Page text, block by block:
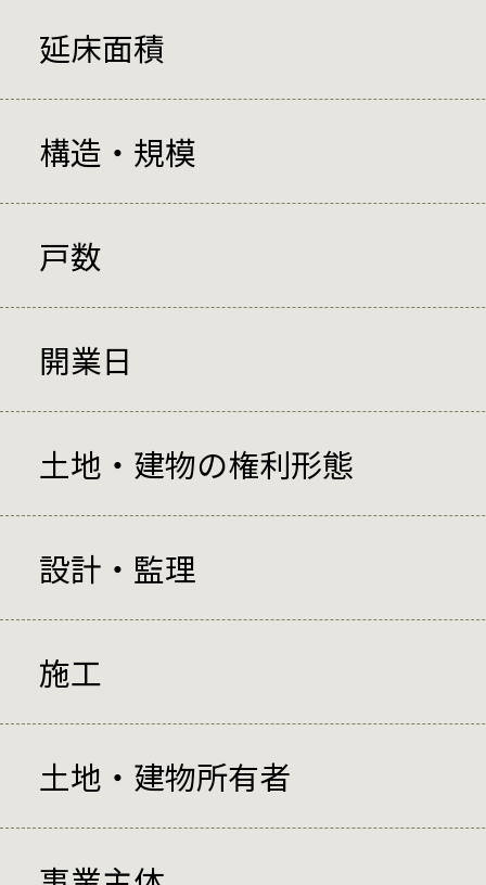
延床面積
構造・規模
戸数
開業日
土地・建物の権利形態
設計・監理
施工
土地・建物所有者